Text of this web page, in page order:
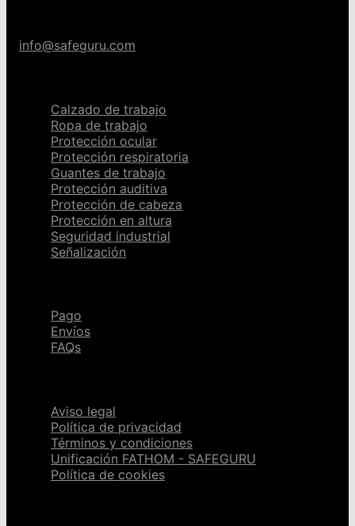
info@safeguru.com
Calzado de trabajo
Ropa de trabajo
Protección ocular
Protección respiratoria
Guantes de trabajo
Protección auditiva
Protección de cabeza
Protección en altura
Seguridad industrial
Señalización
Pago
Envíos
FAQs
Aviso legal
Política de privacidad
Términos y condiciones
Unificación FATHOM - SAFEGURU
Política de cookies